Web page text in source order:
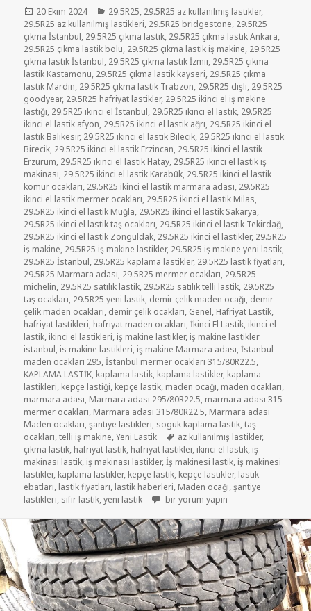
Yayın
tarihi
20 Ekim 2024 Kategoriler
29.5R25, 29.5R25 az kullanılmış lastikler,
29.5R25 az kullanılmış lastikleri, 29.5R25 bridgestone, 29.5R25
çıkma İstanbul, 29.5R25 çıkma lastik, 29.5R25 çıkma lastik Ankara,
29.5R25 çıkma lastik bolu, 29.5R25 çıkma lastik iş makine, 29.5R25
çıkma lastik İstanbul, 29.5R25 çıkma lastik İzmir, 29.5R25 çıkma
lastik Kastamonu, 29.5R25 çıkma lastik kayseri, 29.5R25 çıkma
lastik Mardin, 29.5R25 çıkma lastik Trabzon, 29.5R25 dişli, 29.5R25
goodyear, 29.5R25 hafriyat lastikler, 29.5R25 ikinci el iş makine
lastiği, 29.5R25 ikinci el İstanbul, 29.5R25 ikinci el lastik, 29.5R25
ikinci el lastik afyon, 29.5R25 ikinci el lastik ağrı, 29.5R25 ikinci el
lastik Balıkesir, 29.5R25 ikinci el lastik Bilecik, 29.5R25 ikinci el lastik
Birecik, 29.5R25 ikinci el lastik Erzincan, 29.5R25 ikinci el lastik
Erzurum, 29.5R25 ikinci el lastik Hatay, 29.5R25 ikinci el lastik iş
makinası, 29.5R25 ikinci el lastik Karabük, 29.5R25 ikinci el lastik
kömür ocakları, 29.5R25 ikinci el lastik marmara adası, 29.5R25
ikinci el lastik mermer ocakları, 29.5R25 ikinci el lastik Milas,
29.5R25 ikinci el lastik Muğla, 29.5R25 ikinci el lastik Sakarya,
29.5R25 ikinci el lastik taş ocakları, 29.5R25 ikinci el lastik Tekirdağ,
29.5R25 ikinci el lastik Zonguldak, 29.5R25 ikinci el lastikler, 29.5R25
iş makine, 29.5R25 iş makine lastikler, 29.5R25 iş makine yeni lastik,
29.5R25 İstanbul, 29.5R25 kaplama lastikler, 29.5R25 lastik fiyatları,
29.5R25 Marmara adası, 29.5R25 mermer ocakları, 29.5R25
michelin, 29.5R25 satılık lastik, 29.5R25 satılık telli lastik, 29.5R25
taş ocakları, 29.5R25 yeni lastik, demir çelik maden ocağı, demir
çelik maden ocakları, demir çelik ocakları, Genel, Hafriyat Lastik,
hafriyat lastikleri, hafriyat maden ocakları,İkinci El Lastik, ikinci el
lastik, ikinci el lastikleri, iş makine lastikler, iş makine lastikler
istanbul, is makine lastikleri, iş makine Marmara adası,İstanbul
maden ocakları 295,İstanbul mermer ocakları 315/80R22.5,
KAPLAMA LASTİK, kaplama lastik, kaplama lastikler, kaplama
lastikleri, kepçe lastiği, kepçe lastik, maden ocağı, maden ocakları,
marmara adası, Marmara adası 295/80R22.5, marmara adası 315
mermer ocakları, Marmara adası 315/80R22.5, Marmara adası
Maden ocakları,şantiye lastikleri, soguk kaplama lastik,taş
ocakları,telli iş makine,Yeni Lastik Etiketler
az kullanılmış lastikler,
çıkma lastik, hafriyat lastik, hafriyat lastikler, ikinci el lastik, iş
makinası lastik, iş makinası lastikler,İş makinesi lastik, iş makinesi
lastikler, kaplama lastikler, kepçe lastik, kepçe lastikler, lastik
ebatları, lastik fiyatları, lastik haberleri, Maden ocağı,şantiye
lastikleri, sıfır lastik,yeni lastik SATILIK 29-5-25 İŞ MAKİNESİ
bir yorum yapın